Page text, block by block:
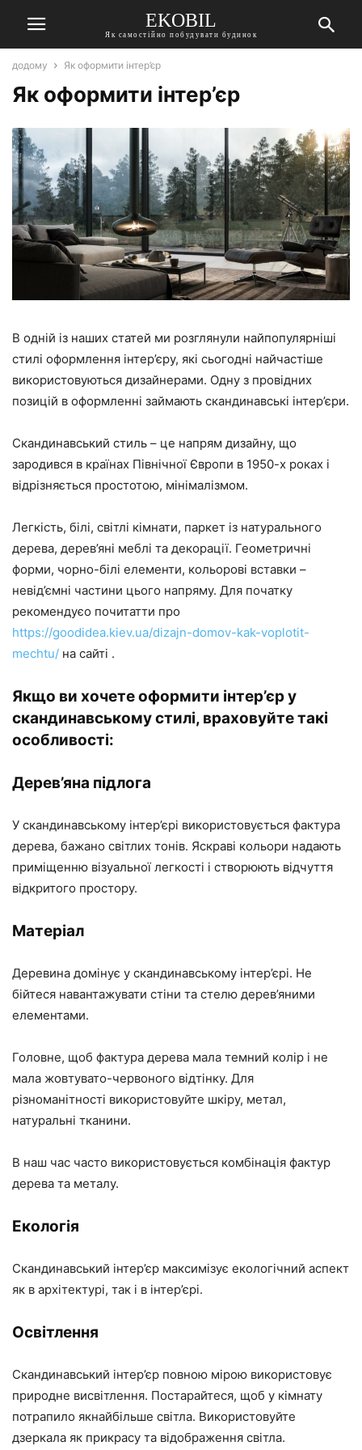
EKOBIL
Як самостійно побудувати будинок
додому Як оформити інтер’єр
Як оформити інтер’єр
В одній із наших статей ми розглянули найпопулярніші
стилі оформлення інтер’єру, які сьогодні найчастіше
використовуються дизайнерами. Одну з провідних
позицій в оформленні займають скандинавські інтер’єри.
Скандинавський стиль – це напрям дизайну, що
зародився в країнах Північної Європи в 1950-х роках і
відрізняється простотою, мінімалізмом.
Легкість, білі, світлі кімнати, паркет із натурального
дерева, дерев’яні меблі та декорації. Геометричні
форми, чорно-білі елементи, кольорові вставки –
невід’ємні частини цього напряму. Для початку
рекомендуєо почитатти про
https://goodidea.kiev.ua/dizajn-domov-kak-voplotit-
mechtu/ на сайті .
Якщо ви хочете оформити інтер’єр у
скандинавському стилі, враховуйте такі
особливості:
Дерев’яна підлога
У скандинавському інтер’єрі використовується фактура
дерева, бажано світлих тонів. Яскраві кольори надають
приміщенню візуальної легкості і створюють відчуття
відкритого простору.
Матеріал
Деревина домінує у скандинавському інтер’єрі. Не
бійтеся навантажувати стіни та стелю дерев’яними
елементами.
Головне, щоб фактура дерева мала темний колір і не
мала жовтувато-червоного відтінку. Для
різноманітності використовуйте шкіру, метал,
натуральні тканини.
В наш час часто використовується комбінація фактур
дерева та металу.
Екологія
Скандинавський інтер’єр максимізує екологічний аспект
як в архітектурі, так і в інтер’єрі.
Освітлення
Скандинавський інтер’єр повною мірою використовує
природне висвітлення. Постарайтеся, щоб у кімнату
потрапило якнайбільше світла. Використовуйте
дзеркала як прикрасу та відображення світла.